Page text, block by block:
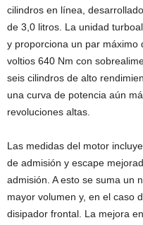
cilindros en línea,
de 3,0 litros. La unidad
y proporciona un par máximo
voltios 640 Nm con
seis cilindros de alto
una curva de potencia aún
revoluciones altas.
Las medidas del motor
de admisión y escape
admisión. A esto se suma un
mayor volumen y, en el caso
disipador frontal. La mejora